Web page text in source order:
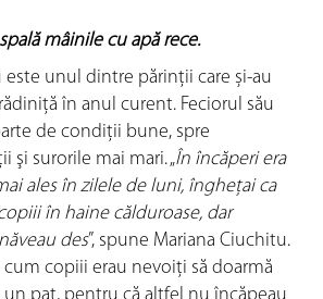
mâinile cu apă rece.
este unul dintre părinții care și-au
în anul curent. Feciorul său
de condiții bune, spre
şi surorile mai mari. „În încăperi era
ales în zilele de luni, îngheţai ca
în haine călduroase, dar
des”, spune Mariana Ciuchitu.
cum copiii erau nevoiţi să doarmă